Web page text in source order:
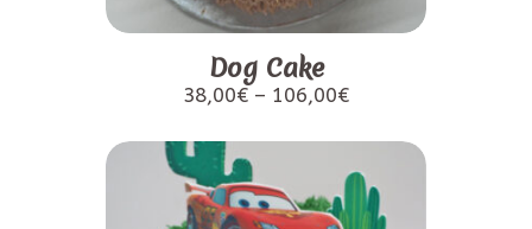
Dog Cake
38,00€ – 106,00€